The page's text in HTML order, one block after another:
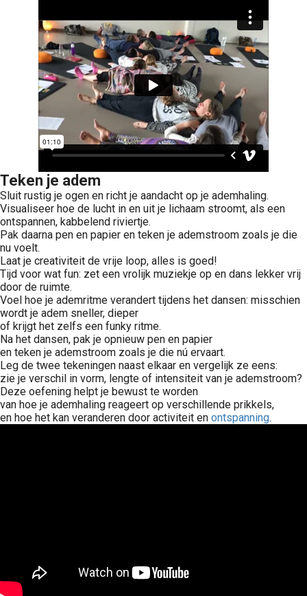
Teken je adem
Sluit rustig je ogen en richt je aandacht op je ademhaling.
Visualiseer hoe de lucht in en uit je lichaam stroomt, als een
ontspannen, kabbelend riviertje.
Pak daarna pen en papier en teken je ademstroom zoals je die
nu voelt.
Laat je creativiteit de vrije loop, alles is goed!
Tijd voor wat fun: zet een vrolijk muziekje op en dans lekker vrij
door de ruimte.
Voel hoe je ademritme verandert tijdens het dansen: misschien
wordt je adem sneller, dieper
of krijgt het zelfs een funky ritme.
Na het dansen, pak je opnieuw pen en papier
en teken je ademstroom zoals je die nú ervaart.
Leg de twee tekeningen naast elkaar en vergelijk ze eens:
zie je verschil in vorm, lengte of intensiteit van je ademstroom?
Deze oefening helpt je bewust te worden
van hoe je ademhaling reageert op verschillende prikkels,
en hoe het kan veranderen door activiteit en ontspanning.